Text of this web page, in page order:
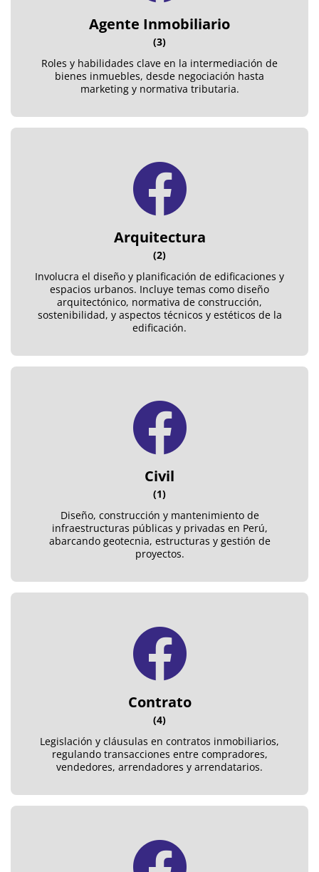
Agente Inmobiliario
(3)
Roles y habilidades clave en la intermediación de
bienes inmuebles, desde negociación hasta
marketing y normativa tributaria.
Arquitectura
(2)
Involucra el diseño y planificación de edificaciones y
espacios urbanos. Incluye temas como diseño
arquitectónico, normativa de construcción,
sostenibilidad, y aspectos técnicos y estéticos de la
edificación.
Civil
(1)
Diseño, construcción y mantenimiento de
infraestructuras públicas y privadas en Perú,
abarcando geotecnia, estructuras y gestión de
proyectos.
Contrato
(4)
Legislación y cláusulas en contratos inmobiliarios,
regulando transacciones entre compradores,
vendedores, arrendadores y arrendatarios.